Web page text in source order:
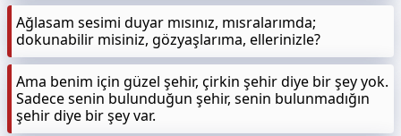
Ağlasam sesimi duyar mısınız, mısralarımda;
dokunabilir misiniz, gözyaşlarıma, ellerinizle?
Ama benim için güzel şehir, çirkin şehir diye bir şey yok.
Sadece senin bulunduğun şehir, senin bulunmadığın
şehir diye bir şey var.